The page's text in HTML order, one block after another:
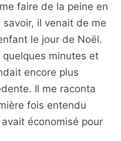
faire de la peine en
il venait de me
le jour de Noël.
minutes et
encore plus
Il me raconta
fois entendu
économisé pour